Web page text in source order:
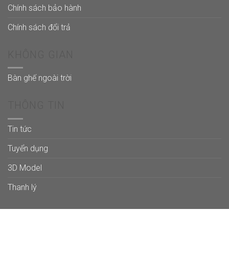
Chính sách bảo hành
Chính sách đổi trả
Bàn ghế ngoài trời
Tin tức
Tuyển dụng
3D Model
Thanh lý